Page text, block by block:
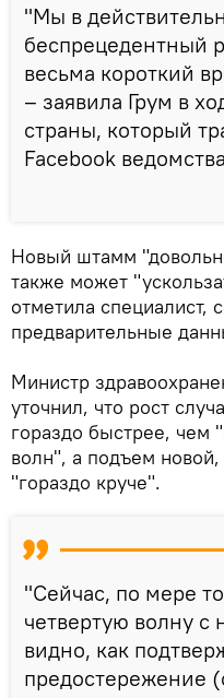
"Мы в
беспрецедентный
весьма короткий
– заявила Грум в
страны, который
Facebook
Новый штамм
также может
отметила специалист,
предварительные
Министр
уточнил, что рост
гораздо быстрее, чем
волн", а подъем
"гораздо круче".
"Сейчас, по мере
четвертую волну
видно, как
предостережение